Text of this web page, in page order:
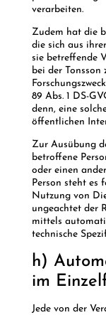
verarbeiten.
Zudem hat die
die sich aus
sie betreffende
bei der Tonsson
89 Abs. 1 DS-
denn, eine
öffentlichen
Zur Ausübung
betroffene
oder einen
Person steht es
Nutzung von
ungeachtet der
mittels
technische
h)
im
Jede von der